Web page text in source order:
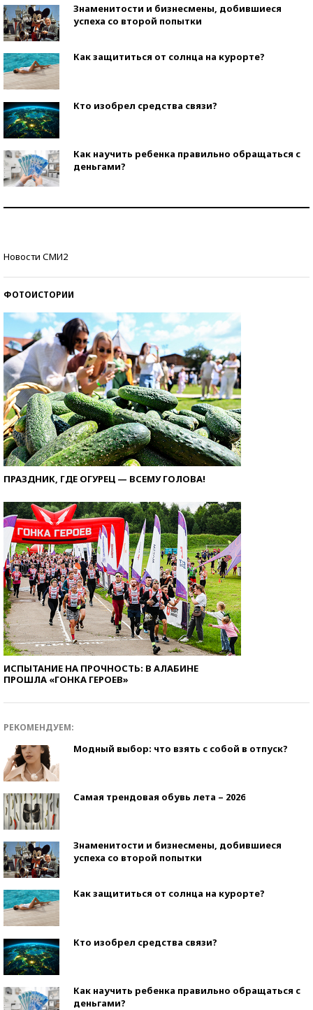
Знаменитости и бизнесмены, добившиеся
успеха со второй попытки
Как защититься от солнца на курорте?
Кто изобрел средства связи?
Как научить ребенка правильно обращаться с
деньгами?
Новости СМИ2
ФОТОИСТОРИИ
ПРАЗДНИК, ГДЕ ОГУРЕЦ — ВСЕМУ ГОЛОВА!
ИСПЫТАНИЕ НА ПРОЧНОСТЬ: В АЛАБИНЕ
ПРОШЛА «ГОНКА ГЕРОЕВ»
РЕКОМЕНДУЕМ:
Модный выбор: что взять с собой в отпуск?
Самая трендовая обувь лета – 2026
Знаменитости и бизнесмены, добившиеся
успеха со второй попытки
Как защититься от солнца на курорте?
Кто изобрел средства связи?
Как научить ребенка правильно обращаться с
деньгами?